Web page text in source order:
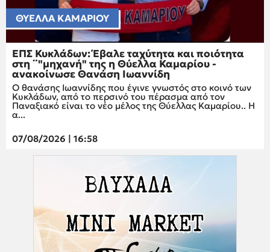
ΘΥΕΛΛΑ ΚΑΜΑΡΙΟΥ
ΕΠΣ Κυκλάδων: Έβαλε ταχύτητα και ποιότητα
στη ¨"μηχανή" της η Θύελλα Καμαρίου -
ανακοίνωσε Θανάση Ιωαννίδη
Ο θανάσης Ιωαννίδης που έγινε γνωστός στο κοινό των
Κυκλάδων, από το περσινό του πέρασμα από τον
Παναξιακό είναι το νέο μέλος της Θύελλας Καμαρίου.. Η
α...
07/08/2026 | 16:58